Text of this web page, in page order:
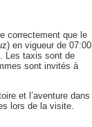
correctement que le
en vigueur de 07:00
Les taxis sont de
sont invités à
et l’aventure dans
lors de la visite.